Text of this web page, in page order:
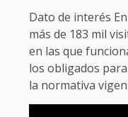
Dato de interés
más de 183 mil
en las que
los obligados
la normativa